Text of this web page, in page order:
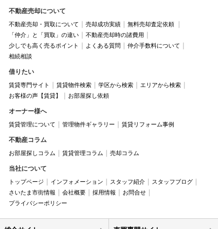
不動産売却について
不動産売却・買取について 売却成功実績
無料売却査定依頼
「仲介」と「買取」の違い
不動産売却時の諸費用
少しでも高く売るポイント
よくある質問
仲介手数料について
相続相談
借りたい
賃貸専門サイト 賃貸物件検索 学区から検索
エリアから検索
お客様の声【賃貸】
お部屋探し依頼
オーナー様へ
賃貸管理について 管理物件ギャラリー 賃貸リフォーム事例
不動産コラム
お部屋探しコラム 賃貸管理コラム 売却コラム
当社について
トップページ インフォメーション スタッフ紹介
スタッフブログ
さいたま市街情報
会社概要 採用情報
お問合せ
プライバシーポリシー